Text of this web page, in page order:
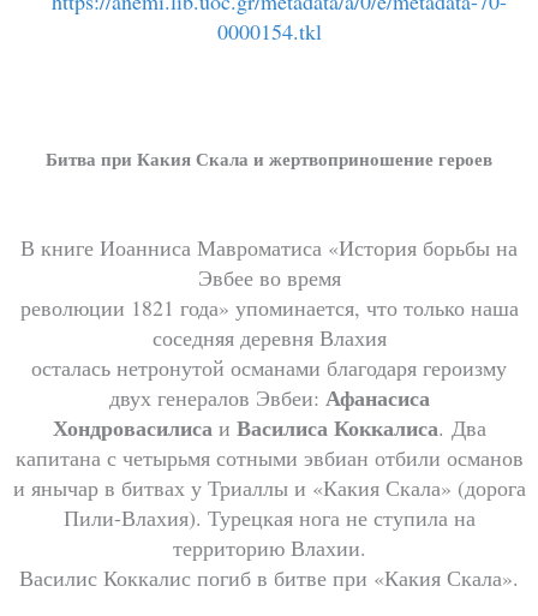
0000154.tkl
Битва при Какия Скала и жертвоприношение героев
В книге Иоанниса Мавроматиса «История борьбы на
Эвбее во время
революции 1821 года» упоминается, что только наша
соседняя деревня Влахия
осталась нетронутой османами благодаря героизму
двух генералов Эвбеи: Афанасиса
Хондровасилисаи Василиса Коккалиса. Два
капитана с четырьмя сотными эвбиан отбили османов
и янычар в битвах у Триаллы и «Какия Скала» (дорога
Пили-Влахия). Турецкая нога не ступила на
территорию Влахии.
Василис Коккалис погиб в битве при «Какия Скала».